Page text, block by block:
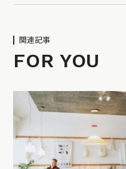
関連記事
FOR YOU